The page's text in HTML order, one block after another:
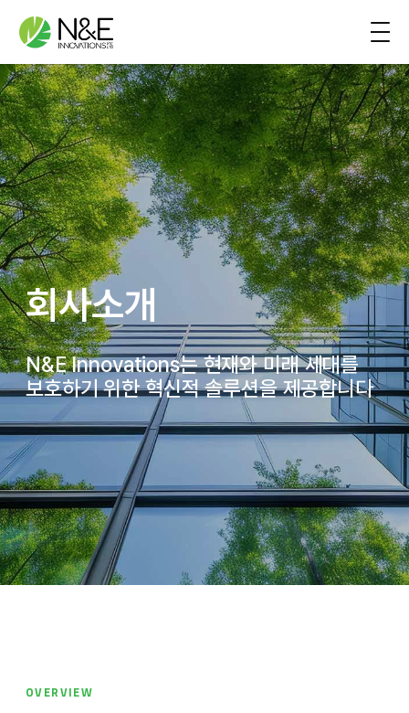
메인 내비게이션
회사소개
N&E Innovations는 현재와 미래 세대를
보호하기 위한 혁신적 솔루션을 제공합니다
OVERVIEW